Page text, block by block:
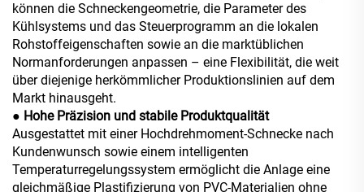
können die Schneckengeometrie, die Parameter des
Kühlsystems und das Steuerprogramm an die lokalen
Rohstoffeigenschaften sowie an die marktüblichen
Normanforderungen anpassen – eine Flexibilität, die weit
über diejenige herkömmlicher Produktionslinien auf dem
Markt hinausgeht.
● Hohe Präzision und stabile Produktqualität
Ausgestattet mit einer Hochdrehmoment-Schnecke nach
Kundenwunsch sowie einem intelligenten
Temperaturregelungssystem ermöglicht die Anlage eine
gleichmäßige Plastifizierung von PVC-Materialien ohne